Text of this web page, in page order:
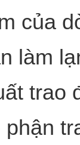
của
làm
trao
phận